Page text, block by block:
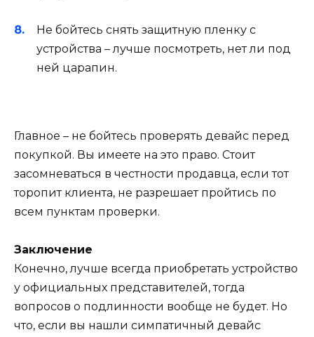
Не бойтесь снять защитную пленку с
устройства – лучше посмотреть, нет ли под
ней царапин.
Главное – не бойтесь проверять девайс перед
покупкой. Вы имеете на это право. Стоит
засомневаться в честности продавца, если тот
торопит клиента, не разрешает пройтись по
всем пунктам проверки.
Заключение
Конечно, лучше всегда приобретать устройство
у официальных представителей, тогда
вопросов о подлинности вообще не будет. Но
что, если вы нашли симпатичный девайс